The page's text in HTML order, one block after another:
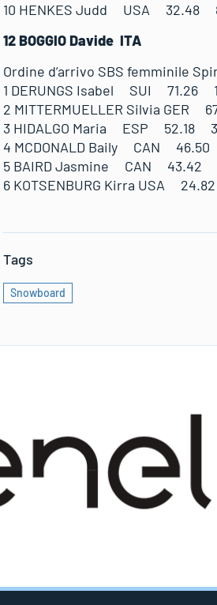
10 HENKES Judd USA
12 BOGGIO Davide ITA
Ordine d’arrivo SBS femminile
1 DERUNGS Isabel SUI
2 MITTERMUELLER Silvia
3 HIDALGO Maria ESP
4 MCDONALD Baily CAN
5 BAIRD Jasmine CAN
6 KOTSENBURG Kirra USA
Tags
Snowboard